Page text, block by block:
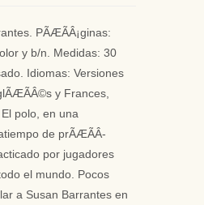
PÃÆÃÂ¡ginas:
y b/n. Medidas: 30
Idiomas: Versiones
y Frances,
polo, en una
de prÃÆÃÂ­
por jugadores
el mundo. Pocos
a Susan Barrantes en